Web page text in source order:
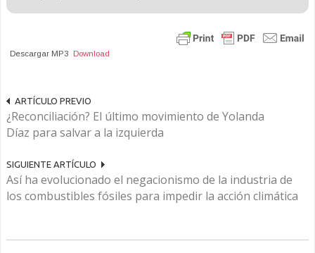
Descargar MP3 Download
ARTÍCULO PREVIO
¿Reconciliación? El último movimiento de Yolanda
Díaz para salvar a la izquierda
SIGUIENTE ARTÍCULO
Así ha evolucionado el negacionismo de la industria de
los combustibles fósiles para impedir la acción climática